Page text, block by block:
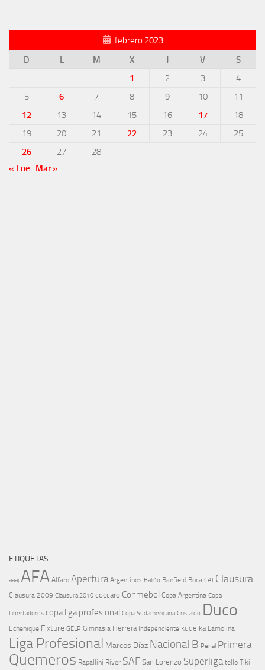
febrero 2023
D
L M X J V
S
1
2 3
4
5
6 7 8 9 10
11
12
13 14 15 16 17
18
19
20 21 22 23 24
25
26
27
28
« Ene
Mar »
ETIQUETAS
aaaj AFA Alfaro Apertura Argentinos Baliño Banfield Boca CAI Clausura
Clausura 2009 Clausura 2010 coccaro Conmebol Copa Argentina Copa
Libertadores copa liga profesional Copa Sudamericana Cristaldo Duco
Echenique Fixture GELP Gimnasia Herrera Independiente kudelka Lamolina
Liga Profesional Marcos Díaz Nacional B Penal Primera
Quemeros Rapallini River SAF San Lorenzo Superliga tello Tiki